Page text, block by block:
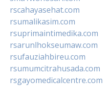
rscahayasehat.com
rsumalikasim.com
rsuprimaintimedika.com
rsarunlhokseumaw.com
rsufauziahbireu.com
rsumumcitrahusada.com
rsgayomedicalcentre.com